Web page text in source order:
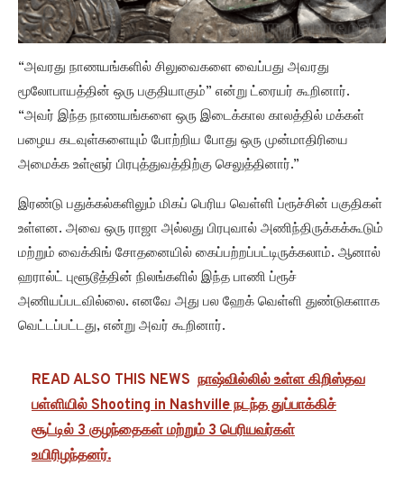
“அவரது நாணயங்களில் சிலுவைகளை வைப்பது அவரது
மூலோபாயத்தின் ஒரு பகுதியாகும்” என்று ட்ரையர் கூறினார்.
“அவர் இந்த நாணயங்களை ஒரு இடைக்கால காலத்தில் மக்கள்
பழைய கடவுள்களையும் போற்றிய போது ஒரு முன்மாதிரியை
அமைக்க உள்ளூர் பிரபுத்துவத்திற்கு செலுத்தினார்.”
இரண்டு பதுக்கல்களிலும் மிகப் பெரிய வெள்ளி ப்ரூச்சின் பகுதிகள்
உள்ளன. அவை ஒரு ராஜா அல்லது பிரபுவால் அணிந்திருக்கக்கூடும்
மற்றும் வைக்கிங் சோதனையில் கைப்பற்றப்பட்டிருக்கலாம். ஆனால்
ஹரால்ட் புளூடூத்தின் நிலங்களில் இந்த பாணி ப்ரூச்
அணியப்படவில்லை. எனவே அது பல ஹேக் வெள்ளி துண்டுகளாக
வெட்டப்பட்டது, என்று அவர் கூறினார்.
READ ALSO THIS NEWS நாஷ்வில்லில் உள்ள கிறிஸ்தவ
பள்ளியில் Shooting in Nashville நடந்த துப்பாக்கிச்
சூட்டில் 3 குழந்தைகள் மற்றும் 3 பெரியவர்கள்
உயிரிழந்தனர்.